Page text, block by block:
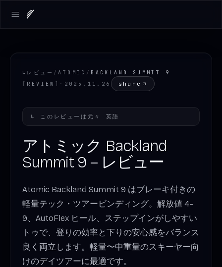
Open main menu
↳ レビュー /ATOMIC / BACKLAND SUMMIT 9
[ REVIEW ] · 2025.11.26 share
↳ このレビューは元々 英語
アトミック Backland
Summit 9 – レビュー
Atomic Backland Summit 9 はブレーキ付きの
軽量テック・ツアービンディング。解放値 4–
9、AutoFlex ヒール、ステップインがしやすい
トゥで、登りの効率と下りの安心感をバランス
良く両立します。軽量〜中重量のスキーヤー向
けのデイツアーに最適です。